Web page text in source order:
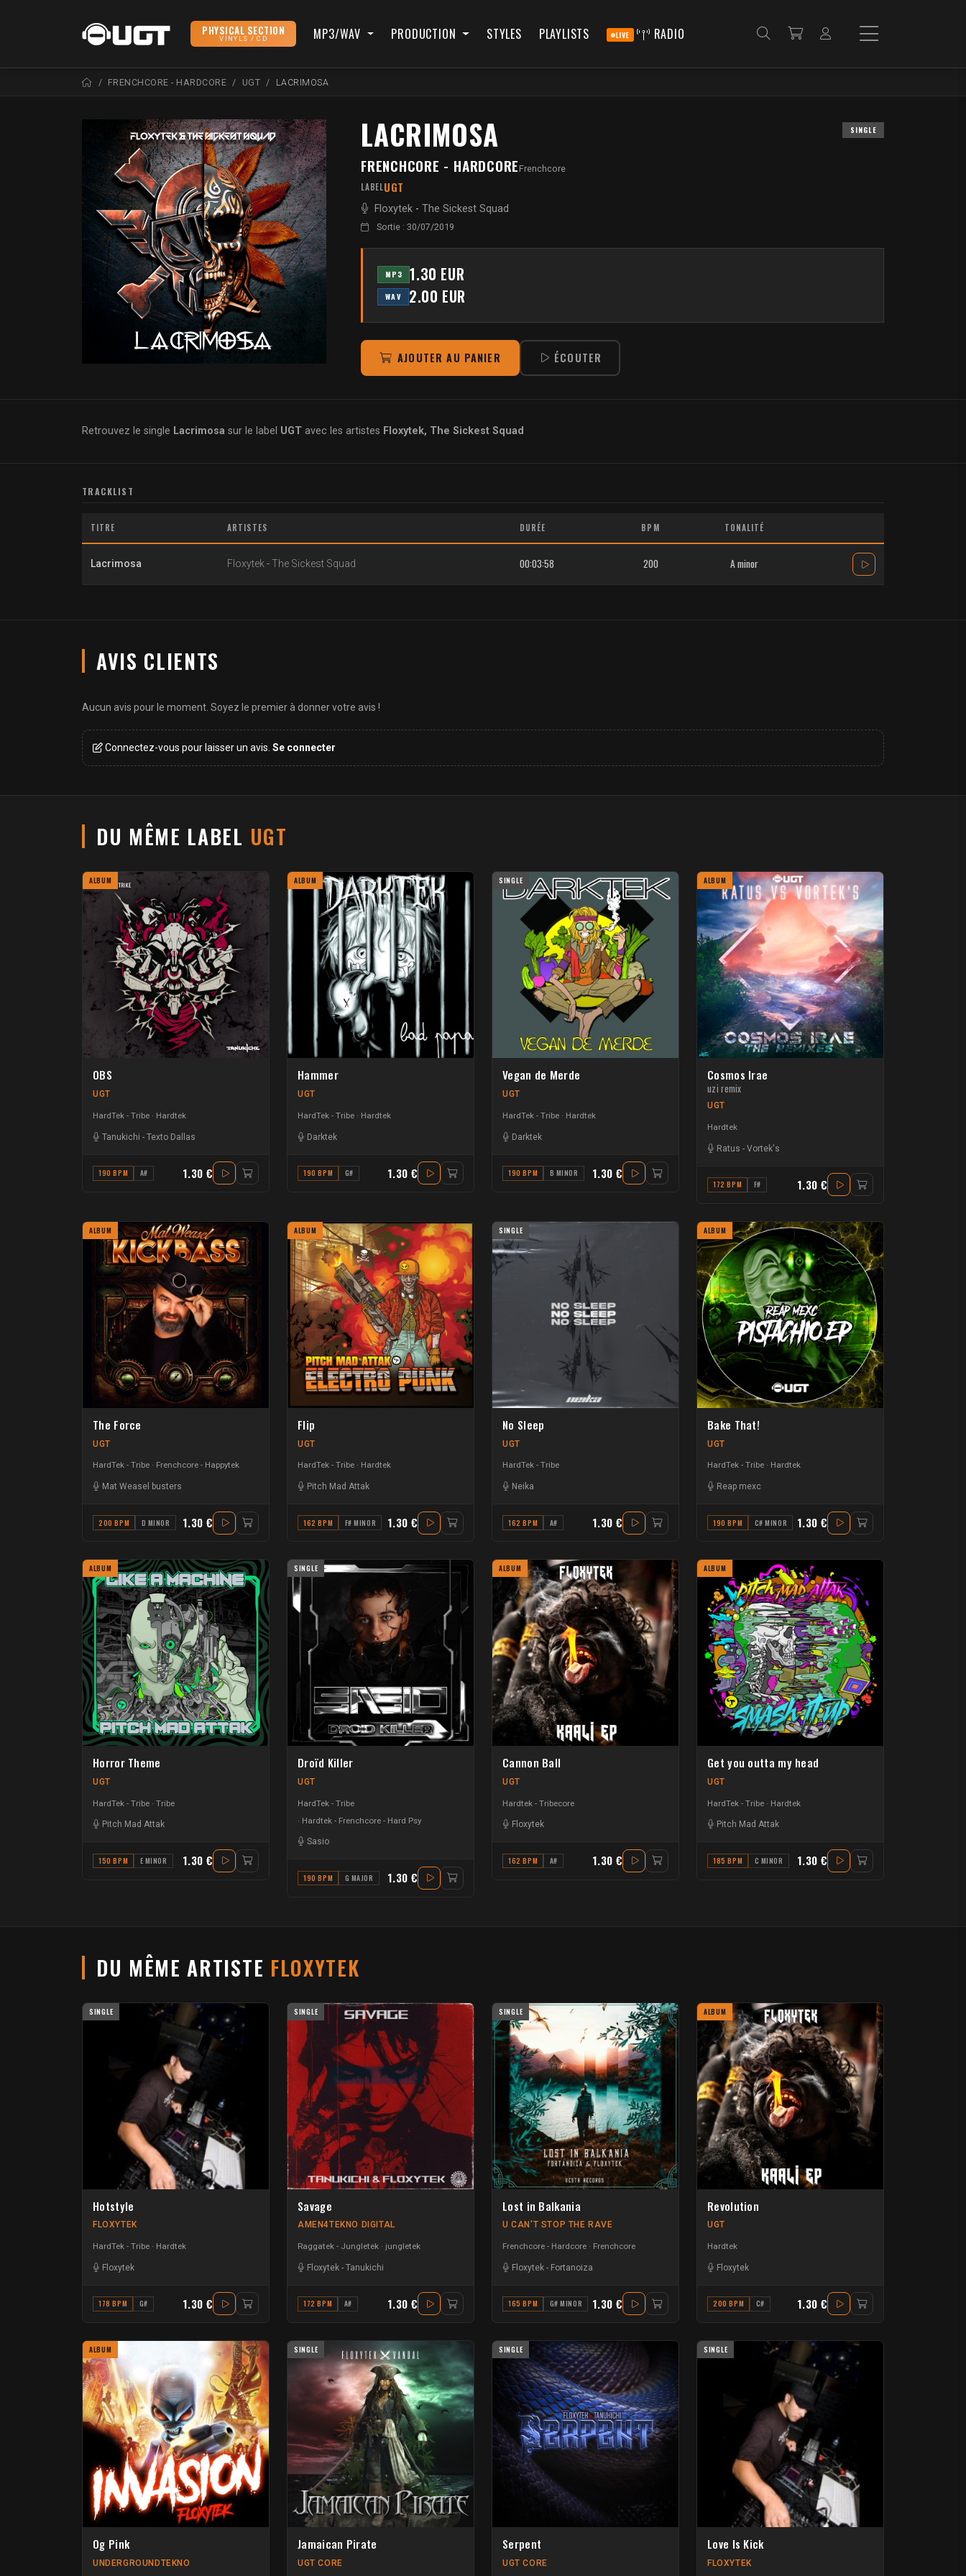
PHYSICAL SECTION
VINYLS / CD MP3/WAV PRODUCTION STYLES PLAYLISTS LIVE RADIO
FRENCHCORE - HARDCORE UGT LACRIMOSA
LACRIMOSA SINGLE
FRENCHCORE - HARDCORE Frenchcore
LABELUGT
Floxytek - The Sickest Squad
Sortie : 30/07/2019
MP3 1.30 EUR
WAV 2.00 EUR
AJOUTER AU PANIER ÉCOUTER
Retrouvez le single Lacrimosa sur le label UGT avec les artistes Floxytek, The Sickest Squad
TRACKLIST
TITRE ARTISTES DURÉE BPM TONALITÉ
Lacrimosa Floxytek-The Sickest Squad 00:03:58 200 A minor
AVIS CLIENTS
Aucun avis pour le moment. Soyez le premier à donner votre avis !
Connectez-vous pour laisser un avis. Se connecter
DU MÊME LABEL UGT
ALBUM
OBS
UGT
HardTek - Tribe Hardtek
Tanukichi - Texto Dallas
190 BPM A# 1.30 €
ALBUM
Hammer
UGT
HardTek - Tribe Hardtek
Darktek
190 BPM G# 1.30 €
SINGLE
Vegan de Merde
UGT
HardTek - Tribe Hardtek
Darktek
190 BPM B MINOR 1.30 €
ALBUM
Cosmos Irae
uzi remix
UGT
Hardtek
Ratus - Vortek's
172 BPM F# 1.30 €
ALBUM
The Force
UGT
HardTek - Tribe Frenchcore - Happytek
Mat Weasel busters
200 BPM D MINOR 1.30 €
ALBUM
Flip
UGT
HardTek - Tribe Hardtek
Pitch Mad Attak
162 BPM F# MINOR 1.30 €
SINGLE
No Sleep
UGT
HardTek - Tribe
Neika
162 BPM A# 1.30 €
ALBUM
Bake That!
UGT
HardTek - Tribe Hardtek
Reap mexc
190 BPM C# MINOR 1.30 €
ALBUM
Horror Theme
UGT
HardTek - Tribe Tribe
Pitch Mad Attak
150 BPM E MINOR 1.30 €
SINGLE
Droïd Killer
UGT
HardTek - Tribe
Hardtek - Frenchcore - Hard Psy
Sasio
190 BPM G MAJOR 1.30 €
ALBUM
Cannon Ball
UGT
Hardtek - Tribecore
Floxytek
162 BPM A# 1.30 €
ALBUM
Get you outta my head
UGT
HardTek - Tribe Hardtek
Pitch Mad Attak
185 BPM C MINOR 1.30 €
DU MÊME ARTISTE FLOXYTEK
SINGLE
Hotstyle
FLOXYTEK
HardTek - Tribe Hardtek
Floxytek
178 BPM G# 1.30 €
SINGLE
Savage
AMEN4TEKNO DIGITAL
Raggatek - Jungletek jungletek
Floxytek - Tanukichi
172 BPM A# 1.30 €
SINGLE
Lost in Balkania
U CAN'T STOP THE RAVE
Frenchcore - Hardcore Frenchcore
Floxytek - Fortanoiza
165 BPM G# MINOR 1.30 €
ALBUM
Revolution
UGT
Hardtek
Floxytek
200 BPM C# 1.30 €
ALBUM
Og Pink
UNDERGROUNDTEKNO
SINGLE
Jamaican Pirate
UGT CORE
SINGLE
Serpent
UGT CORE
SINGLE
Love Is Kick
FLOXYTEK